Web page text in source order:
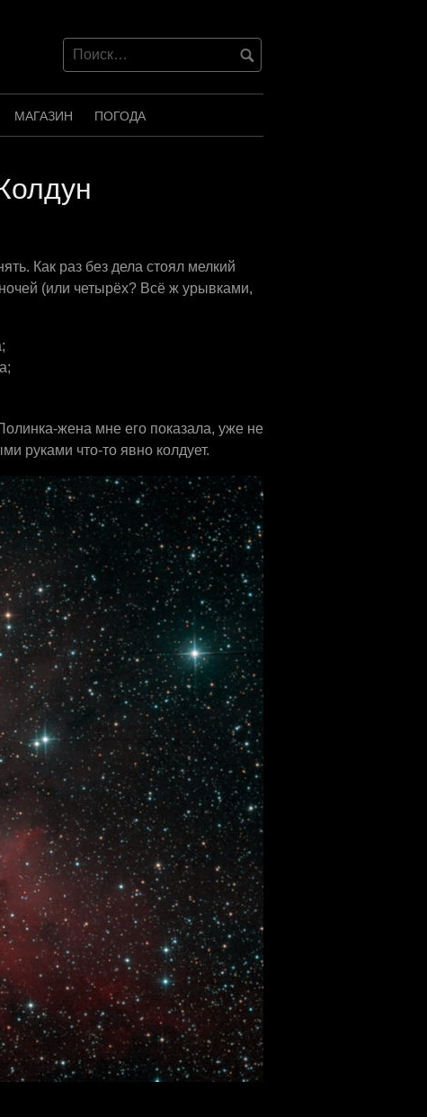
МАГАЗИН ПОГОДА
Как раз без дела стоял мелкий
(или четырёх? Всё ж урывками,
жена мне его показала, уже не
руками что-то явно колдует.